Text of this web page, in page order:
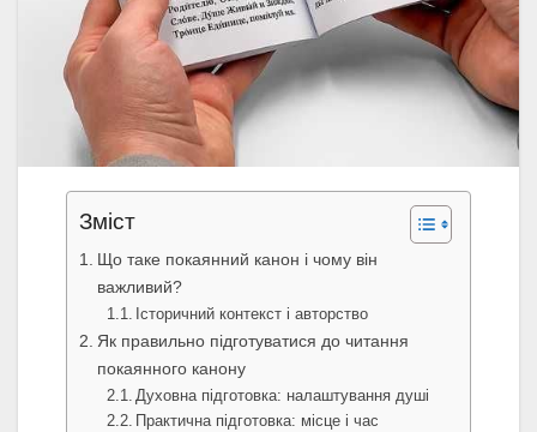
Зміст
Що таке покаянний канон і чому він
важливий?
Історичний контекст і авторство
Як правильно підготуватися до читання
покаянного канону
Духовна підготовка: налаштування душі
Практична підготовка: місце і час